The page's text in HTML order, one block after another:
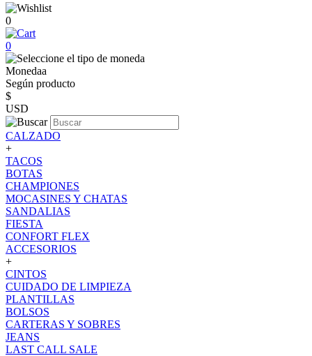
0
0
Monedaa
Según producto
$
USD
CALZADO
+
TACOS
BOTAS
CHAMPIONES
MOCASINES Y CHATAS
SANDALIAS
FIESTA
CONFORT FLEX
ACCESORIOS
+
CINTOS
CUIDADO DE LIMPIEZA
PLANTILLAS
BOLSOS
CARTERAS Y SOBRES
JEANS
LAST CALL SALE